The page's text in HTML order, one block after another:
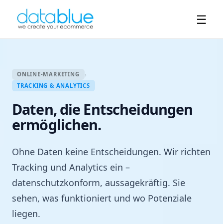
☰
ONLINE-MARKETING ›
TRACKING & ANALYTICS
Daten, die Entscheidungen
ermöglichen.
Ohne Daten keine Entscheidungen. Wir richten
Tracking und Analytics ein –
datenschutzkonform, aussagekräftig. Sie
sehen, was funktioniert und wo Potenziale
liegen.